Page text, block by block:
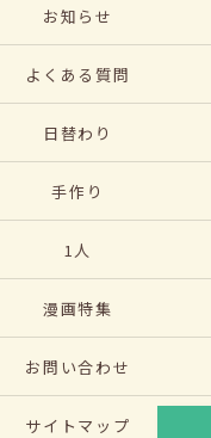
お知らせ
よくある質問
日替わり
手作り
1人
漫画特集
お問い合わせ
サイトマップ